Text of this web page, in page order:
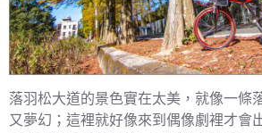
落羽松大道的景色實在太美，就像一條
又夢幻；這裡就好像來到偶像劇裡才會